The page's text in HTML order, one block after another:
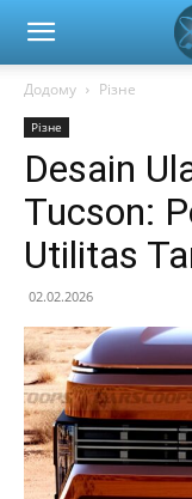
Новини
гаджетів
автомобілів
Додому Різне
Різне
Desain
Tucson:
Utilitas
02.02.2026